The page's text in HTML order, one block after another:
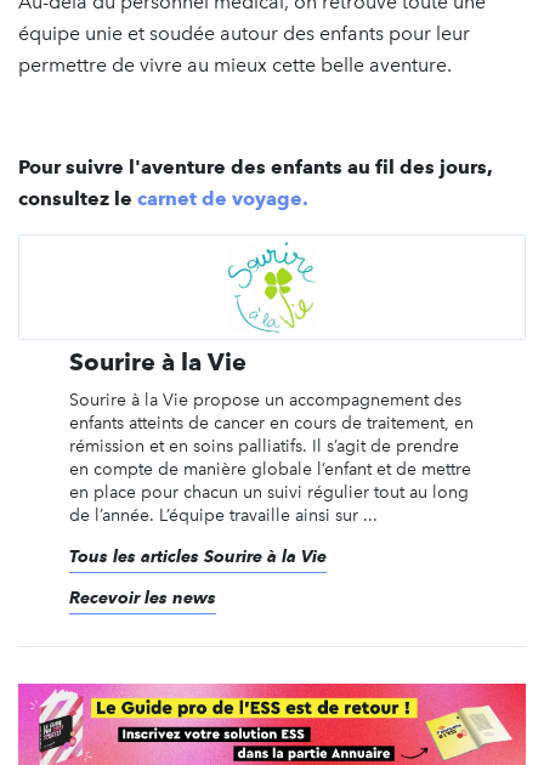
équipe unie et soudée autour des enfants pour leur
permettre de vivre au mieux cette belle aventure.
Pour suivre l'aventure des enfants au fil des jours,
consultez le carnet de voyage.
Sourire à la Vie
Sourire à la Vie propose un accompagnement des
enfants atteints de cancer en cours de traitement, en
rémission et en soins palliatifs. Il s’agit de prendre
en compte de manière globale l’enfant et de mettre
en place pour chacun un suivi régulier tout au long
de l’année. L’équipe travaille ainsi sur ...
Tous les articles Sourire à la Vie
Recevoir les news